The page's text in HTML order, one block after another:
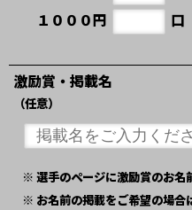
１０００円
口
激励賞・掲載名
（任意）
※ 選手のページに激励賞のお名
※ お名前の掲載をご希望の場合